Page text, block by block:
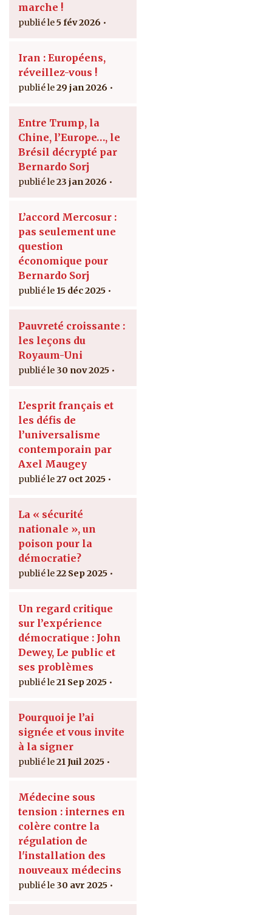
marche !
5 fév 2026
Iran : Européens,
réveillez-vous !
29 jan 2026
Entre Trump, la
Chine, l’Europe…, le
Brésil décrypté par
Bernardo Sorj
23 jan 2026
L’accord Mercosur :
pas seulement une
question
économique pour
Bernardo Sorj
15 déc 2025
Pauvreté croissante :
les leçons du
Royaum-Uni
30 nov 2025
L’esprit français et
les défis de
l’universalisme
contemporain par
Axel Maugey
27 oct 2025
La « sécurité
nationale », un
poison pour la
démocratie?
22 Sep 2025
Un regard critique
sur l’expérience
démocratique : John
Dewey, Le public et
ses problèmes
21 Sep 2025
Pourquoi je l’ai
signée et vous invite
à la signer
21 Juil 2025
Médecine sous
tension : internes en
colère contre la
régulation de
l'installation des
nouveaux médecins
30 avr 2025